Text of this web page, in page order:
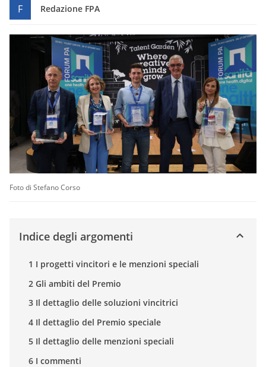
F Redazione FPA
Foto di Stefano Corso
Indice degli argomenti
1 I progetti vincitori e le menzioni speciali
2 Gli ambiti del Premio
3 Il dettaglio delle soluzioni vincitrici
4 Il dettaglio del Premio speciale
5 Il dettaglio delle menzioni speciali
6 I commenti